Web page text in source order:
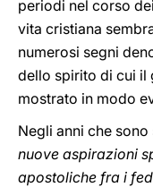
periodi nel corso
vita cristiana
numerosi segni
dello spirito di cui il
mostrato in modo
Negli anni che
nuove aspirazioni
apostoliche fra i